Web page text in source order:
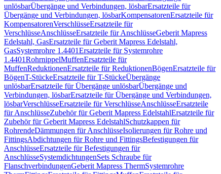
unlösbarÜbergänge und Verbindungen, lösbarErsatzteile für
Übergänge und Verbindungen, lösbarKompensatorenErsatzteile für
KompensatorenVerschlüsseErsatzteile für
VerschlüsseAnschlüsseErsatzteile für AnschlüsseGeberit Mapress
Edelstahl, GasErsatzteile für Geberit Mapress Edelstahl,
GasSystemrohre 1.4401Ersatzteile für Systemrohre
1.4401RohrnippelMuffenErsatzteile für
MuffenReduktionenErsatzteile für ReduktionenBögenErsatzteile für
BögenT-StückeErsatzteile für T-StückeÜbergänge
unlösbarErsatzteile für Übergänge unlösbarÜbergänge und
Verbindungen, lösbarErsatzteile für Übergänge und Verbindungen,
lösbarVerschlüsseErsatzteile für VerschlüsseAnschlüsseErsatzteile
für AnschlüsseZubehör für Geberit Mapress EdelstahlErsatzteile für
Zubehör für Geberit Mapress EdelstahlSchutzkappen für
RohrendeDämmungen für AnschlüsseIsolierungen für Rohre und
FittingsAbdichtungen für Rohre und FittingsBefestigungen für
AnschlüsseErsatzteile für Befestigungen für
AnschlüsseSystemdichtungenSets Schraube für
FlanschverbindungenGeberit Mapress ThermSystemrohre